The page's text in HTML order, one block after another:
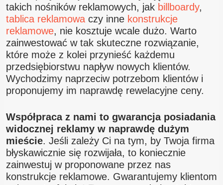
takich nośników reklamowych, jak billboardy,
tablica reklamowa czy inne konstrukcje
reklamowe, nie kosztuje wcale dużo. Warto
zainwestować w tak skuteczne rozwiązanie,
które może z kolei przynieść każdemu
przedsiębiorstwu napływ nowych klientów.
Wychodzimy naprzeciw potrzebom klientów i
proponujemy im naprawdę rewelacyjne ceny.
Współpraca z nami to gwarancja posiadania
widocznej reklamy w naprawdę dużym
mieście. Jeśli zależy Ci na tym, by Twoja firma
błyskawicznie się rozwijała, to koniecznie
zainwestuj w proponowane przez nas
konstrukcje reklamowe. Gwarantujemy klientom